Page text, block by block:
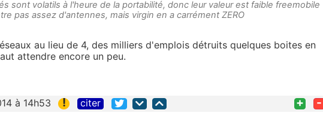
sont volatils à l'heure de la portabilité, donc leur valeur est faible freemobile
pas assez d'antennes, mais virgin en a carrément ZERO
au lieu de 4, des milliers d'emplois détruits quelques boites en
attendre encore un peu.
à 14h53 ! citer + -